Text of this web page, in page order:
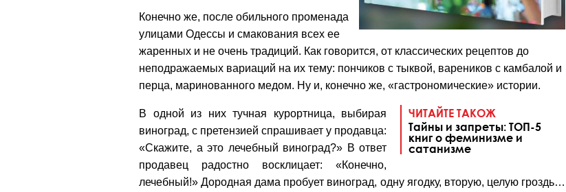
Конечно же, после обильного променада
улицами Одессы и смакования всех ее
жаренных и не очень традиций. Как говорится, от классических рецептов до
неподражаемых вариаций на их тему: пончиков с тыквой, вареников с камбалой и
перца, маринованного медом. Ну и, конечно же, «гастрономические» истории.
ЧИТАЙТЕ ТАКОЖ
Тайны и запреты: ТОП-5
книг о феминизме и
сатанизме
В одной из них тучная курортница, выбирая
виноград, с претензией спрашивает у продавца:
«Скажите, а это лечебный виноград?» В ответ
продавец радостно восклицает: «Конечно,
лечебный!» Дородная дама пробует виноград, одну ягодку, вторую, целую гроздь…